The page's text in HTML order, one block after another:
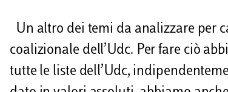
v
d
Un altro dei temi da analizzare per
coalizionale dell’Udc. Per fare ciò
tutte le liste dell’Udc,